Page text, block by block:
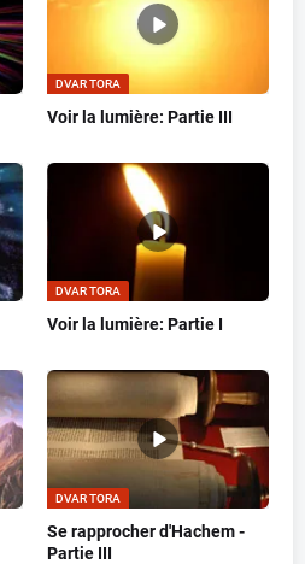
DVAR TORA
Voir la lumière: Partie III
DVAR TORA
Voir la lumière: Partie I
DVAR TORA
Se rapprocher d'Hachem -
Partie III